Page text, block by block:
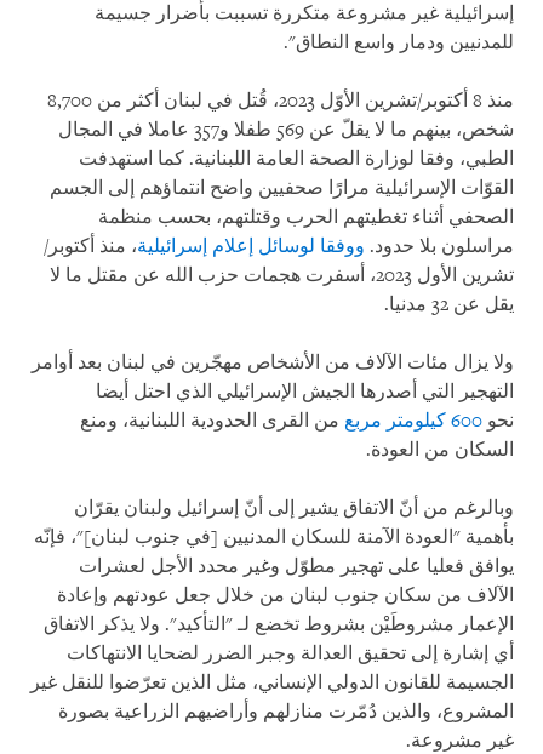
إسرائيلية غير مشروعة متكررة تسببت بأضرار جسيمة
للمدنيين ودمار واسع النطاق".
منذ 8 أكتوبر/تشرين الأوّل 2023، قُتل في لبنان أكثر من 8,700
شخص، بينهم ما لا يقلّ عن 569 طفلا و357 عاملا في المجال
الطبي، وفقا لوزارة الصحة العامة اللبنانية. كما استهدفت
القوّات الإسرائيلية مرارًا صحفيين واضح انتماؤهم إلى الجسم
الصحفي أثناء تغطيتهم الحرب وقتلتهم، بحسب منظمة
مراسلون بلا حدود. ووفقا لوسائل إعلام إسرائيلية، منذ أكتوبر/
تشرين الأول 2023، أسفرت هجمات حزب الله عن مقتل ما لا
يقل عن 32 مدنيا.
ولا يزال مئات الآلاف من الأشخاص مهجّرين في لبنان بعد أوامر
التهجير التي أصدرها الجيش الإسرائيلي الذي احتل أيضا
نحو 600 كيلومتر مربع
من القرى الحدودية اللبنانية، ومنع
السكان من العودة.
وبالرغم من أنّ الاتفاق يشير إلى أنّ إسرائيل ولبنان يقرّان
بأهمية "العودة الآمنة للسكان المدنيين [في جنوب لبنان]"، فإنّه
يوافق فعليا على تهجير مطوّل وغير محدد الأجل لعشرات
الآلاف من سكان جنوب لبنان من خلال جعل عودتهم وإعادة
الإعمار مشروطَيْن بشروط تخضع لـ "التأكيد". ولا يذكر الاتفاق
أي إشارة إلى تحقيق العدالة وجبر الضرر لضحايا الانتهاكات
الجسيمة للقانون الدولي الإنساني، مثل الذين تعرّضوا للنقل غير
المشروع، والذين دُمّرت منازلهم وأراضيهم الزراعية بصورة
غير مشروعة.